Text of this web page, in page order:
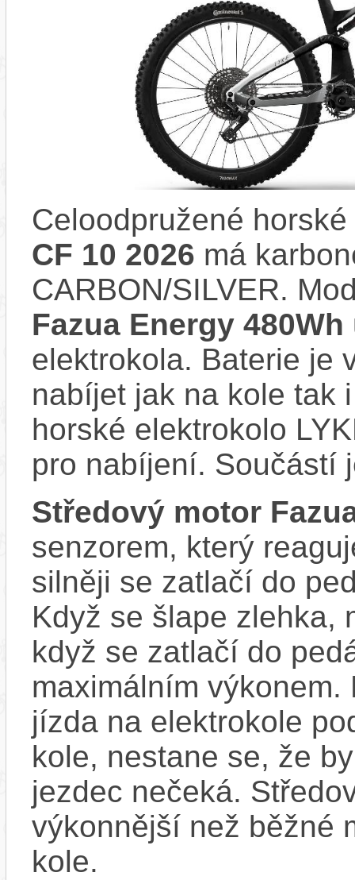
Celoodpružené
CF 10 2026 má
CARBON/SILVER.
Fazua Energy 480Wh
elektrokola. Baterie je
nabíjet jak na kole tak
horské elektrokolo
pro nabíjení. Součástí
Středový motor
senzorem, který
silněji se zatlačí do
Když se šlape zlehka,
když se zatlačí do
maximálním
jízda na elektrokole
kole, nestane se, že
jezdec nečeká.
výkonnější než běžné
kole.